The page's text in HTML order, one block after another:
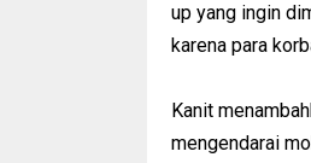
up yang ingin
karena para
Kanit
mengendarai